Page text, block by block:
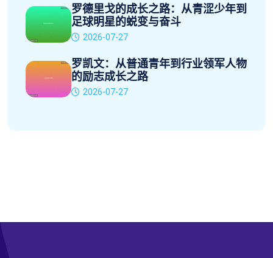
罗德里戈的成长之路：从青涩少年到
足球明星的蜕变与奋斗
2026-07-27
罗凯文：从普通青年到行业领军人物
的励志成长之路
2026-07-27